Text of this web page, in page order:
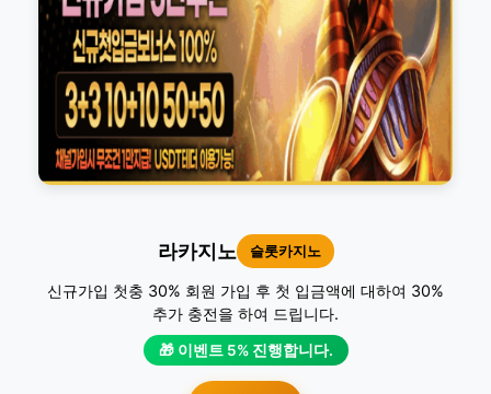
라카지노 슬롯카지노
신규가입 첫충 30% 회원 가입 후 첫 입금액에 대하여 30%
추가 충전을 하여 드립니다.
🎁 이벤트 5% 진행합니다.